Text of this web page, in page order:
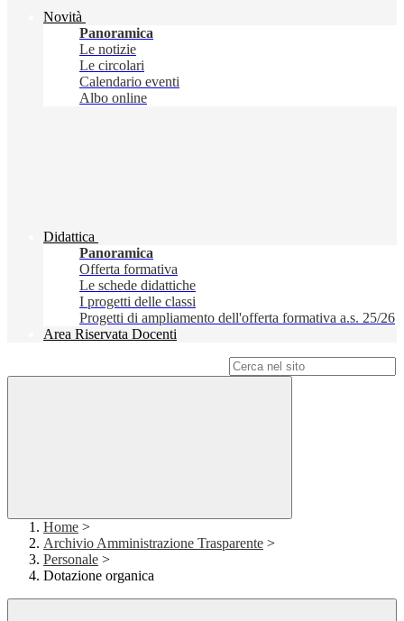
Novità
Panoramica
Le notizie
Le circolari
Calendario eventi
Albo online
Didattica
Panoramica
Offerta formativa
Le schede didattiche
I progetti delle classi
Progetti di ampliamento dell'offerta formativa a.s. 25/26
Area Riservata Docenti
Home >
Archivio Amministrazione Trasparente >
Personale >
Dotazione organica